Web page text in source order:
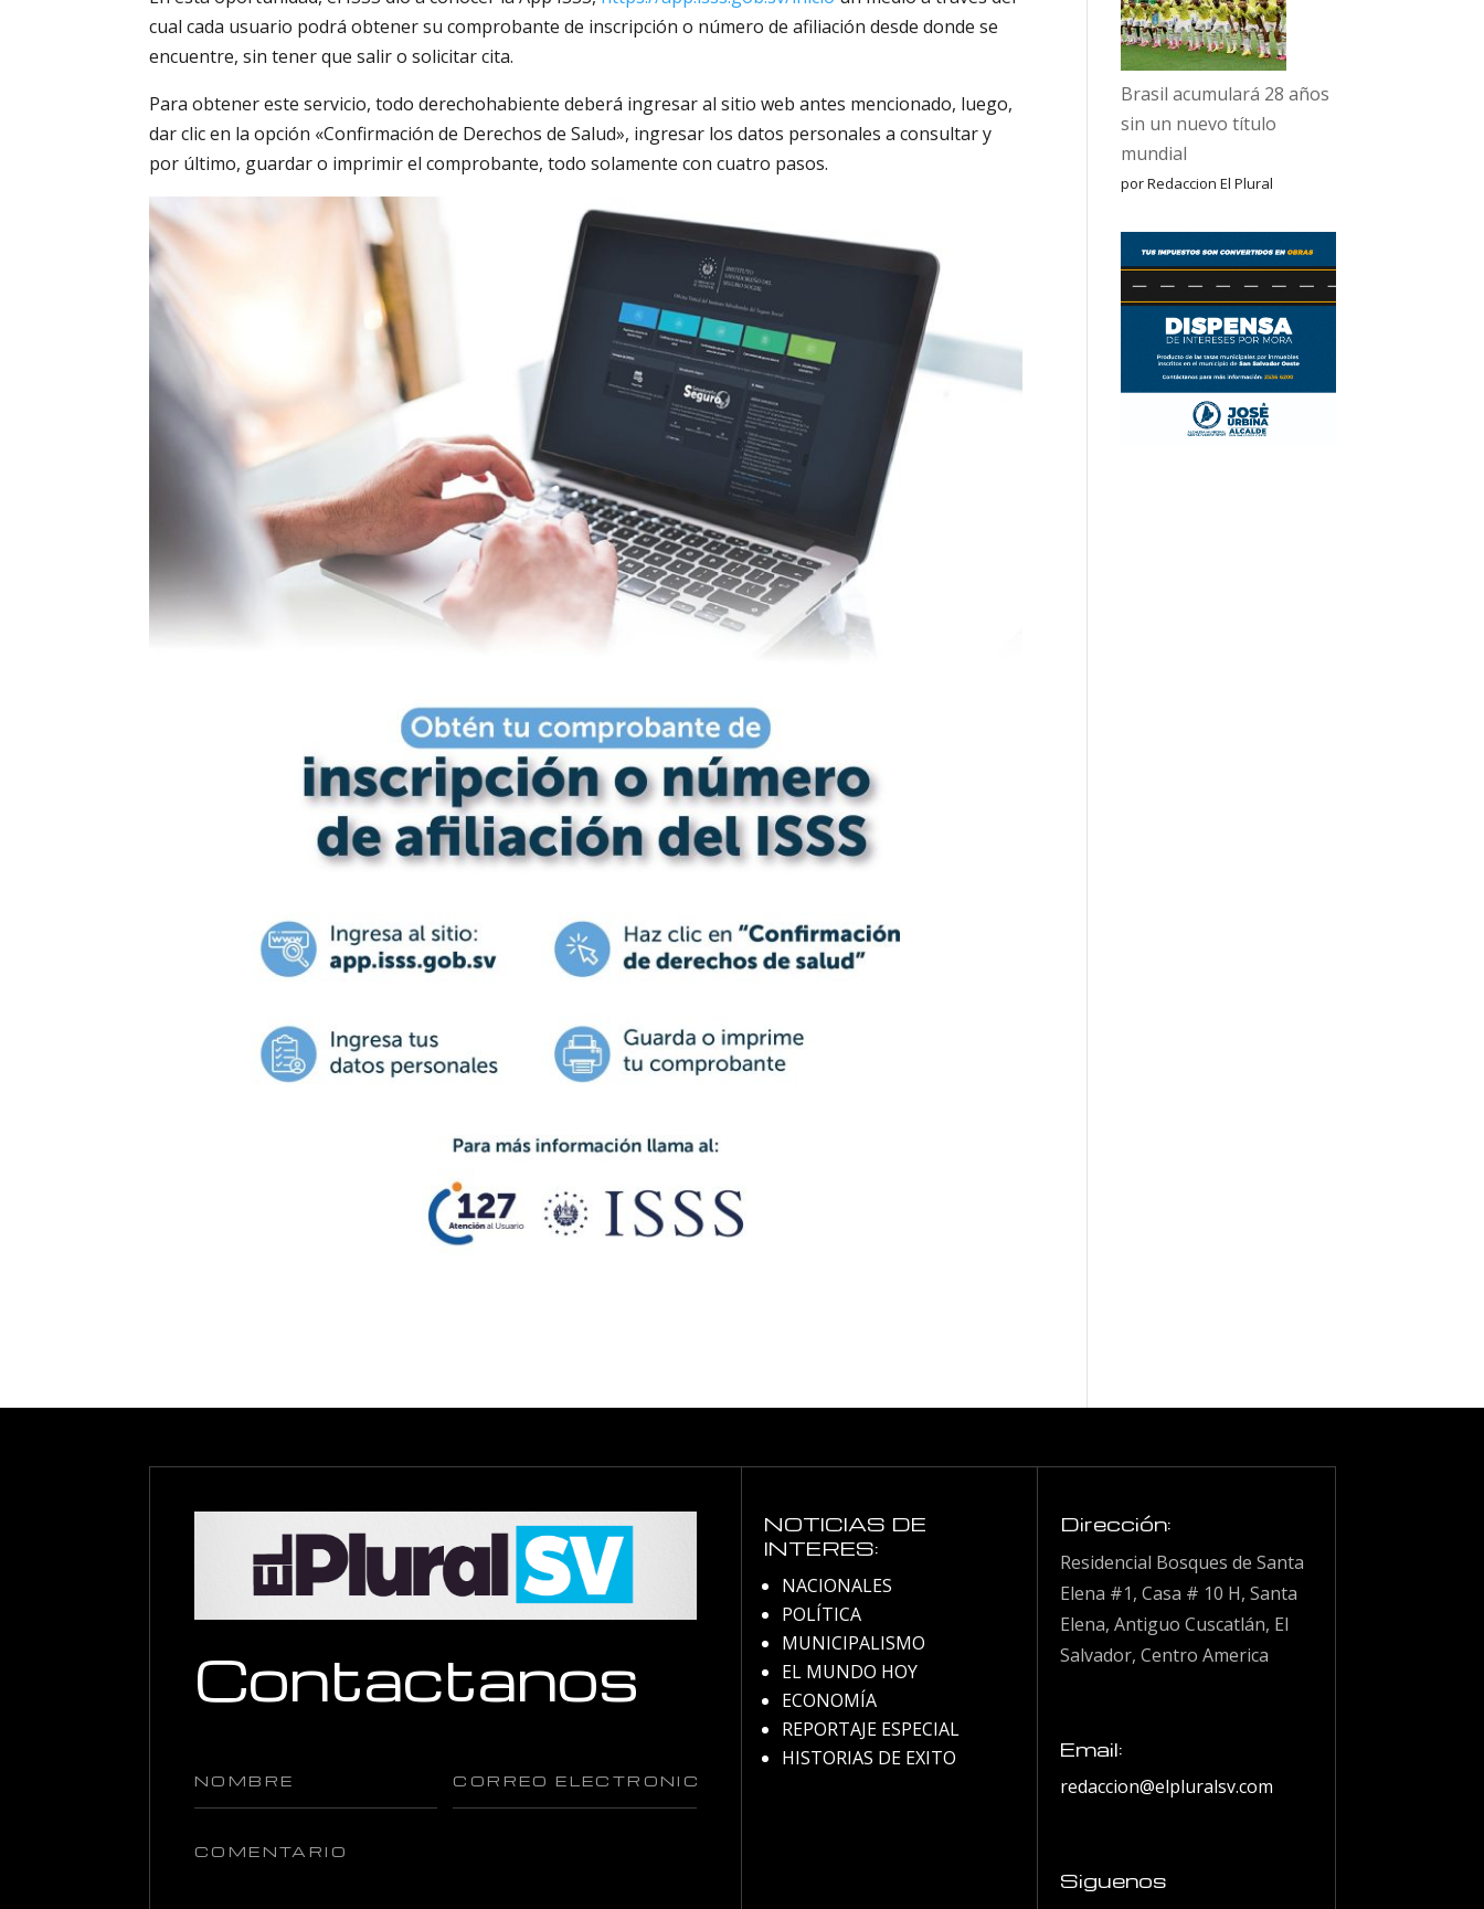
cual cada usuario podrá obtener su comprobante de inscripción o número de afiliación desde donde se
encuentre, sin tener que salir o solicitar cita.
Para obtener este servicio, todo derechohabiente deberá ingresar al sitio web antes mencionado, luego,
dar clic en la opción «Confirmación de Derechos de Salud», ingresar los datos personales a consultar y
por último, guardar o imprimir el comprobante, todo solamente con cuatro pasos.
Brasil acumulará 28 años
sin un nuevo título
mundial
por Redaccion El Plural
Contactanos
NOTICIAS DE
INTERES:
NACIONALES
POLÍTICA
MUNICIPALISMO
EL MUNDO HOY
ECONOMÍA
REPORTAJE ESPECIAL
HISTORIAS DE EXITO
Dirección:
Residencial Bosques de Santa
Elena #1, Casa # 10 H, Santa
Elena, Antiguo Cuscatlán, El
Salvador, Centro America
Email:
redaccion@elpluralsv.com
Siguenos